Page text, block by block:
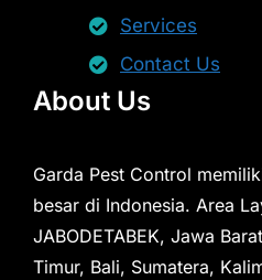
Services
Contact Us
About Us
Garda Pest Control
besar di Indonesia. Area
JABODETABEK, Jawa
Timur, Bali, Sumatera,